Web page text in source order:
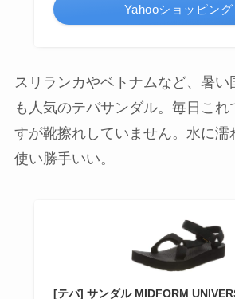
Yahooショッピング
スリランカやベトナムなど、暑い
も人気のテバサンダル。毎日これ
すが靴擦れしていません。水に濡
使い勝手いい。
[テバ] サンダル MIDFORM